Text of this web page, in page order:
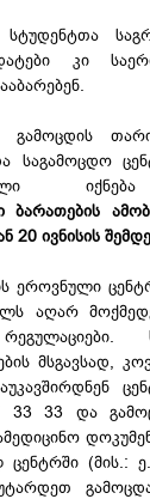
კი
საგამოცდო
ბარათების
20 ივნისის
ეროვნული
აღარ
მსგავსად,
33 და
ცენტრში (მის.: